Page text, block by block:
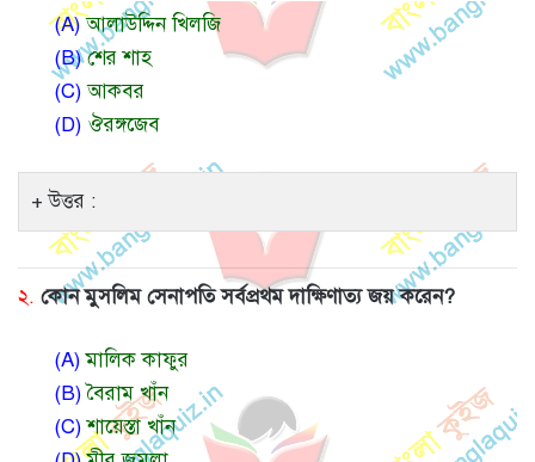
(A)আলাউদ্দিন খিলজি
(B)শের শাহ
(C)আকবর
(D) ঔরঙ্গজেব
উত্তর :
২. কোন মুসলিম সেনাপতি সর্বপ্রথম দাক্ষিণাত্য জয় করেন?
(A)মালিক কাফুর
(B)বৈরাম খাঁন
(C)শায়েস্তা খাঁন